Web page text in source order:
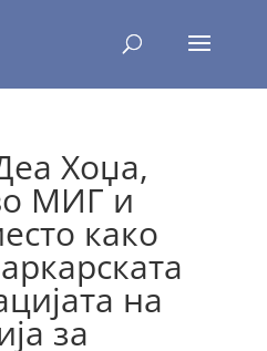
Хоџа,
МИГ и
како
на
за